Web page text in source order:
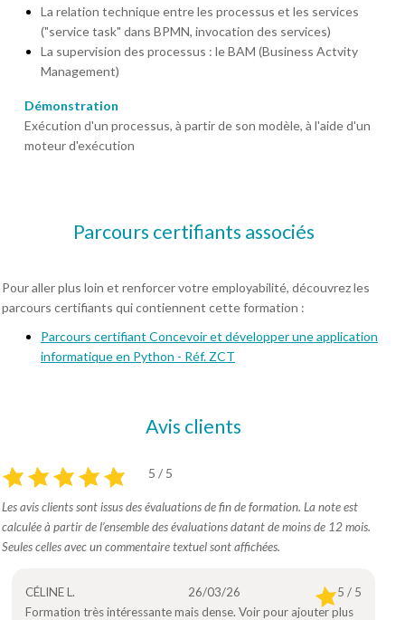
La relation technique entre les processus et les services
("service task" dans BPMN, invocation des services)
La supervision des processus : le BAM (Business Actvity
Management)
Démonstration
Exécution d'un processus, à partir de son modèle, à l'aide d'un
moteur d'exécution
Parcours certifiants associés
Pour aller plus loin et renforcer votre employabilité, découvrez les
parcours certifiants qui contiennent cette formation :
Parcours certifiant Concevoir et développer une application
informatique en Python - Réf. ZCT
Avis clients
5 / 5
Les avis clients sont issus des évaluations de fin de formation. La note est
calculée à partir de l’ensemble des évaluations datant de moins de 12 mois.
Seules celles avec un commentaire textuel sont affichées.
CÉLINE L. 26/03/26
5 / 5
Formation très intéressante mais dense. Voir pour ajouter plus